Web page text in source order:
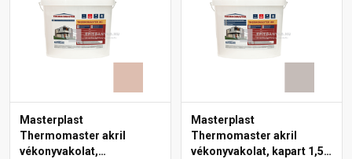
Masterplast
Thermomaster akril
vékonyvakolat,
Masterplast
Thermomaster akril
vékonyvakolat, kapart 1,5